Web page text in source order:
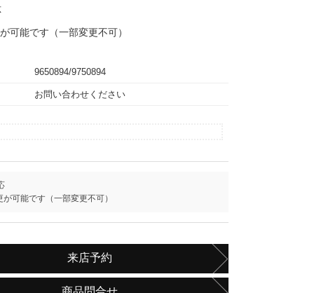
可能です（一部変更不可）
9650894/9750894
お問い合わせください
可能です（一部変更不可）
来店予約